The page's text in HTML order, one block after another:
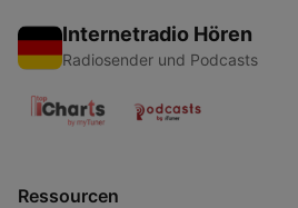
Internetradio Hören
Radiosender und Podcasts
Ressourcen